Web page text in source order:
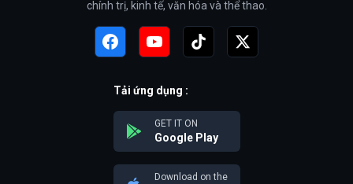
chính trị, kinh tế, văn hóa và thể thao.
Tải ứng dụng :
GET IT ON
Google Play
Download on the